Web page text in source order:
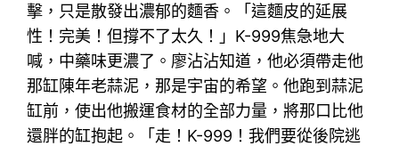
擊，只是散發出濃郁的麵香。「這麵皮的延展
性！完美！但撐不了太久！」K-999焦急地大
喊，中藥味更濃了。廖沾沾知道，他必須帶走他
那缸陳年老蒜泥，那是宇宙的希望。他跑到蒜泥
缸前，使出他搬運食材的全部力量，將那口比他
還胖的缸抱起。「走！K-999！我們要從後院逃